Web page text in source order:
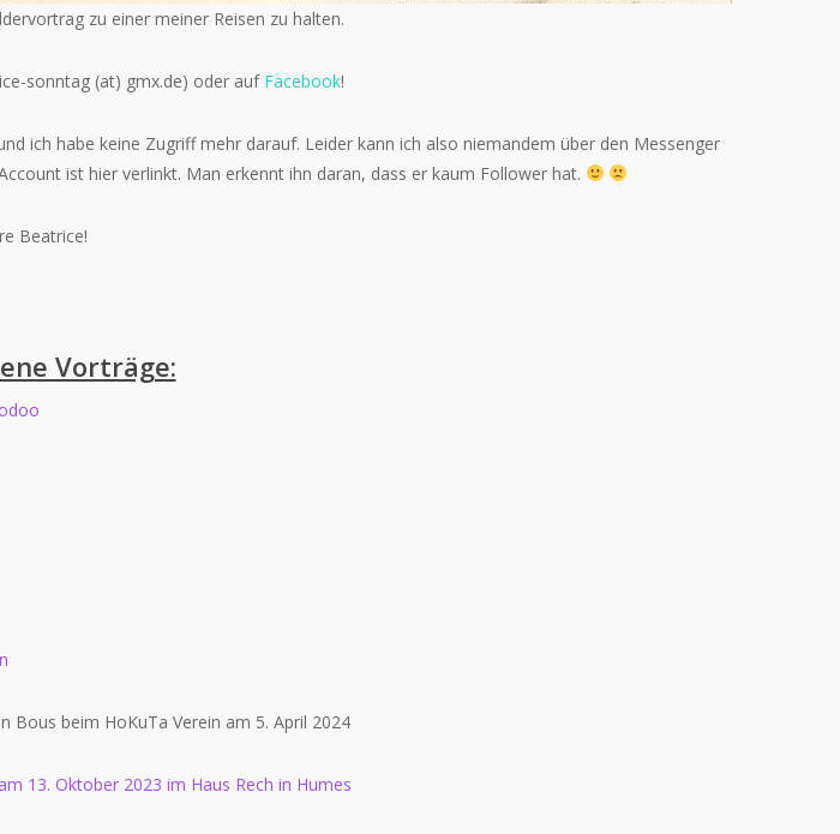
zu einer meiner Reisen zu halten.
sonntag (at) gmx.de) oder auf Facebook!
ich habe keine Zugriff mehr darauf. Leider kann ich also niemandem über den Messenger
ist hier verlinkt. Man erkennt ihn daran, dass er kaum Follower hat.
Beatrice!
Vorträge:
Bous beim HoKuTa Verein am 5. April 2024
13. Oktober 2023 im Haus Rech in Humes